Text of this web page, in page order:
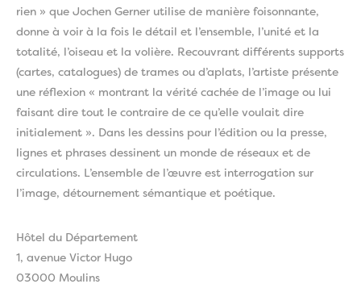
rien » que Jochen Gerner utilise de manière foisonnante,
donne à voir à la fois le détail et l’ensemble, l’unité et la
totalité, l’oiseau et la volière. Recouvrant différents supports
(cartes, catalogues) de trames ou d’aplats, l’artiste présente
une réflexion « montrant la vérité cachée de l’image ou lui
faisant dire tout le contraire de ce qu’elle voulait dire
initialement ». Dans les dessins pour l’édition ou la presse,
lignes et phrases dessinent un monde de réseaux et de
circulations. L’ensemble de l’œuvre est interrogation sur
l’image, détournement sémantique et poétique.
Hôtel du Département
1, avenue Victor Hugo
03000 Moulins